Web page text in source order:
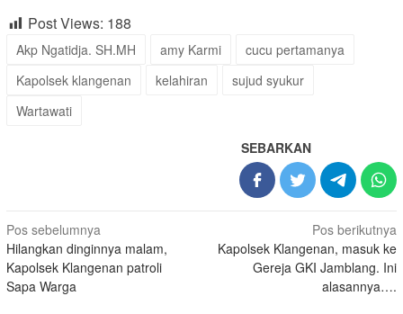
Post Views: 188
Akp Ngatidja. SH.MH amy Karmi
cucu pertamanya
Kapolsek klangenan
kelahiran
sujud syukur
Wartawati
SEBARKAN
Navigasi
pos
Pos sebelumnya
Hilangkan dinginnya malam,
Kapolsek Klangenan patroli
Sapa Warga
Pos berikutnya
Kapolsek Klangenan, masuk ke
Gereja GKI Jamblang. Ini
alasannya….